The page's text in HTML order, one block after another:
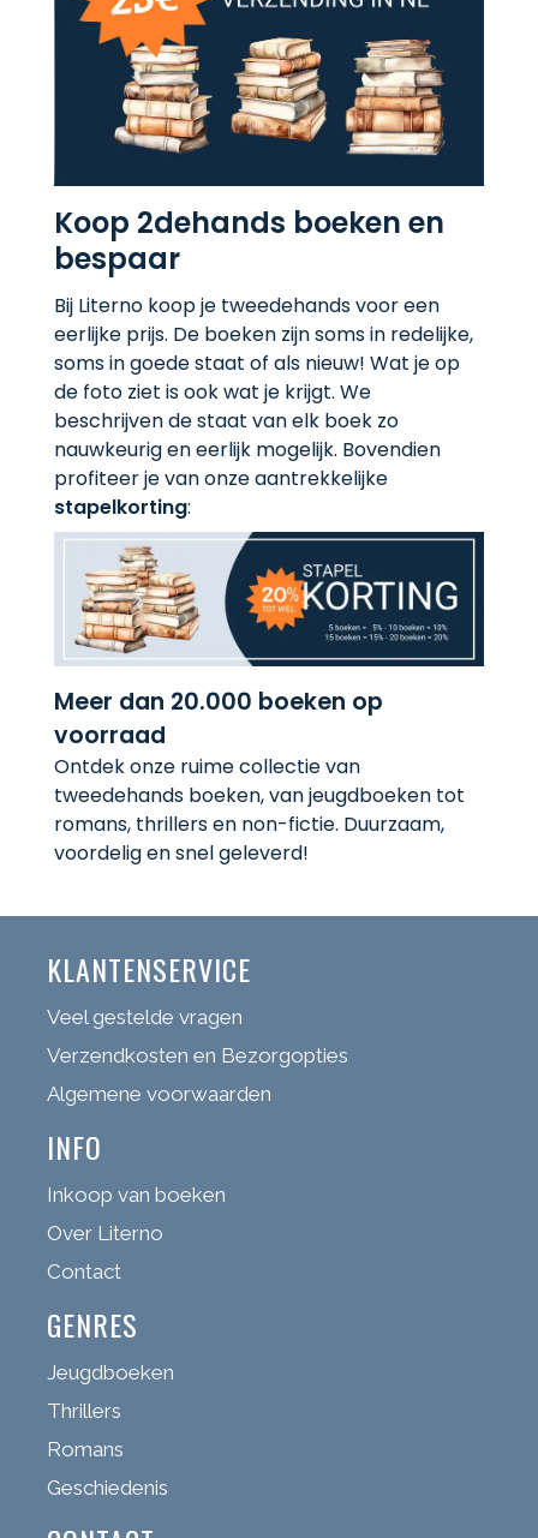
Koop 2dehands boeken en
bespaar
Bij Literno koop je tweedehands voor een
eerlijke prijs. De boeken zijn soms in redelijke,
soms in goede staat of als nieuw! Wat je op
de foto ziet is ook wat je krijgt. We
beschrijven de staat van elk boek zo
nauwkeurig en eerlijk mogelijk. Bovendien
profiteer je van onze aantrekkelijke
stapelkorting:
Meer dan 20.000 boeken op
voorraad
Ontdek onze ruime collectie van
tweedehands boeken, van jeugdboeken tot
romans, thrillers en non-fictie. Duurzaam,
voordelig en snel geleverd!
KLANTENSERVICE
Veel gestelde vragen
Verzendkosten en Bezorgopties
Algemene voorwaarden
INFO
Inkoop van boeken
Over Literno
Contact
GENRES
Jeugdboeken
Thrillers
Romans
Geschiedenis